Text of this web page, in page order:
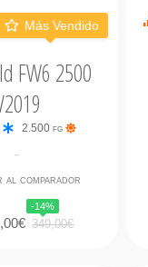
Más Vendido
FW6 2500
2.500 fg
-
al comparador
,00€
-14%
349,00€